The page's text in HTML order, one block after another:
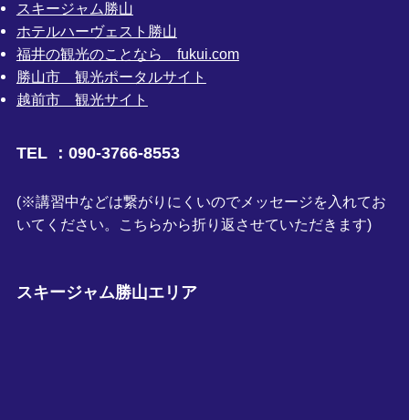
スキージャム勝山
ホテルハーヴェスト勝山
福井の観光のことなら fukui.com
勝山市 観光ポータルサイト
越前市 観光サイト
TEL ：090-3766-8553
(※講習中などは繋がりにくいのでメッセージを入れてお
いてください。こちらから折り返させていただきます)
スキージャム勝山エリア